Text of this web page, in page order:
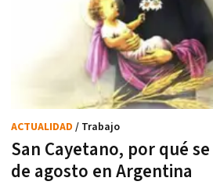
San Cayetano, por qué
de agosto en Argentina
ACTUALIDAD / Trabajo